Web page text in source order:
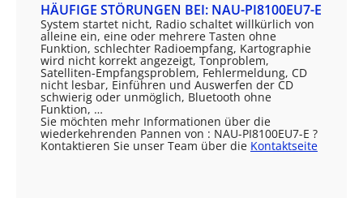
HÄUFIGE STÖRUNGEN BEI: NAU-PI8100EU7-E
System startet nicht, Radio schaltet willkürlich von
alleine ein, eine oder mehrere Tasten ohne
Funktion, schlechter Radioempfang, Kartographie
wird nicht korrekt angezeigt, Tonproblem,
Satelliten-Empfangsproblem, Fehlermeldung, CD
nicht lesbar, Einführen und Auswerfen der CD
schwierig oder unmöglich, Bluetooth ohne
Funktion, …
Sie möchten mehr Informationen über die
wiederkehrenden Pannen von : NAU-PI8100EU7-E ?
Kontaktieren Sie unser Team über die Kontaktseite